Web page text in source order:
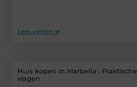
Lees verder ➜
Huis kopen in Marbella : Praktische
vragen